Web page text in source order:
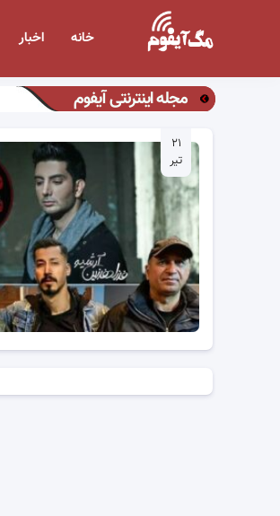
خانه اخبار
مجله اینترنتی آیفوم
۲۱
تیر